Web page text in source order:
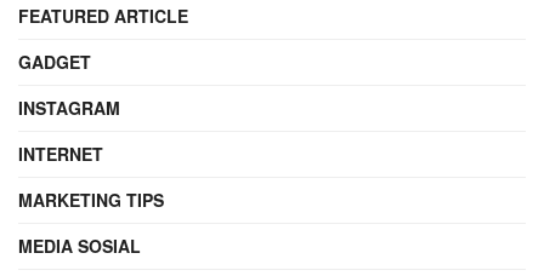
FEATURED ARTICLE
GADGET
INSTAGRAM
INTERNET
MARKETING TIPS
MEDIA SOSIAL